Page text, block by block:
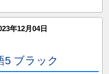
年12月04日
5 ブラック